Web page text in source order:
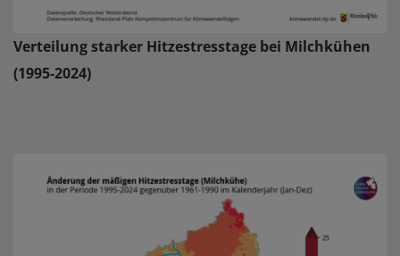
Verteilung starker Hitzestresstage bei Milchkühen
(1995-2024)